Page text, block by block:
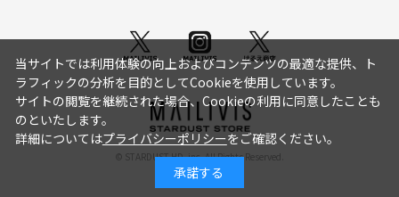
© STARDUST HD. inc. All Rights Reserved.
当サイトでは利用体験の向上およびコンテンツの最適な提供、ト
ラフィックの分析を目的としてCookieを使用しています。
サイトの閲覧を継続された場合、Cookieの利用に同意したことも
のといたします。
詳細についてはプライバシーポリシーをご確認ください。
承諾する